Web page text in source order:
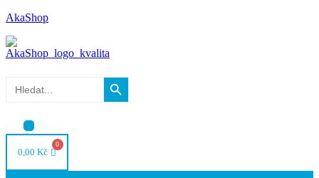
AkaShop
for:
Search Button
Nabídka
0,00 Kč